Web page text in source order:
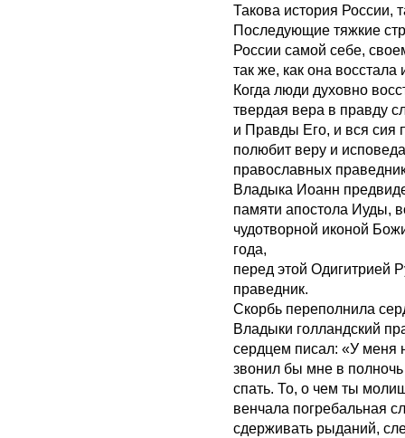
Такова история России,
Последующие тяжкие
России самой себе,
так же, как она восстала
Когда люди духовно
твердая вера в правду
и Правды Его, и вся сия
полюбит веру и
православных
Владыка Иоанн
памяти апостола Иуды,
чудотворной иконой
года,
перед этой Одигитрией
праведник.
Скорбь переполнила
Владыки голландский
сердцем писал: «У меня
звонил бы мне в полночь
спать. То, о чем ты
венчала погребальная
сдерживать рыданий,